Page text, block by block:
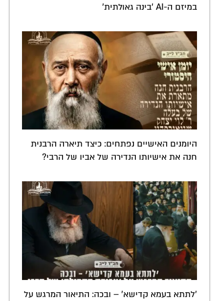
במיזם ה-AI 'בינה גאולתית'
היומנים האישיים נפתחים: כיצד תיארה הרבנית
חנה את אישיותו הנדירה של אביו של הרבי?
'לתתא בעמא קדישא' – ובכה: התיאור המרגש על